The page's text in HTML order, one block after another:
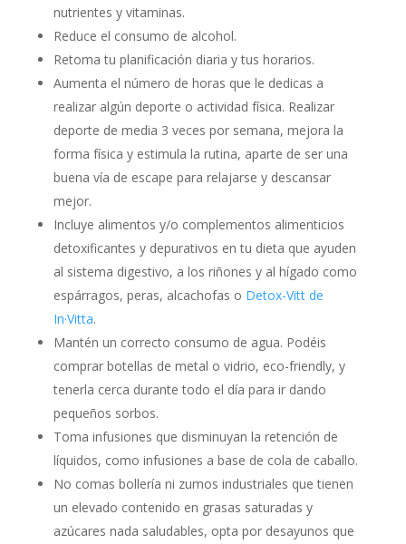
nutrientes y vitaminas.
Reduce el consumo de alcohol.
Retoma tu planificación diaria y tus horarios.
Aumenta el número de horas que le dedicas a
realizar algún deporte o actividad física. Realizar
deporte de media 3 veces por semana, mejora la
forma física y estimula la rutina, aparte de ser una
buena vía de escape para relajarse y descansar
mejor.
Incluye alimentos y/o complementos alimenticios
detoxificantes y depurativos en tu dieta que ayuden
al sistema digestivo, a los riñones y al hígado como
espárragos, peras, alcachofas o Detox-Vitt de
In·Vitta.
Mantén un correcto consumo de agua. Podéis
comprar botellas de metal o vidrio, eco-friendly, y
tenerla cerca durante todo el día para ir dando
pequeños sorbos.
Toma infusiones que disminuyan la retención de
líquidos, como infusiones a base de cola de caballo.
No comas bollería ni zumos industriales que tienen
un elevado contenido en grasas saturadas y
azúcares nada saludables, opta por desayunos que